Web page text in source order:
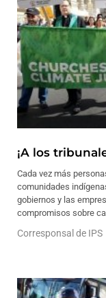
¡A los
Cada vez más
comunidades
gobiernos y las
compromisos sobre
Corresponsal de IPS